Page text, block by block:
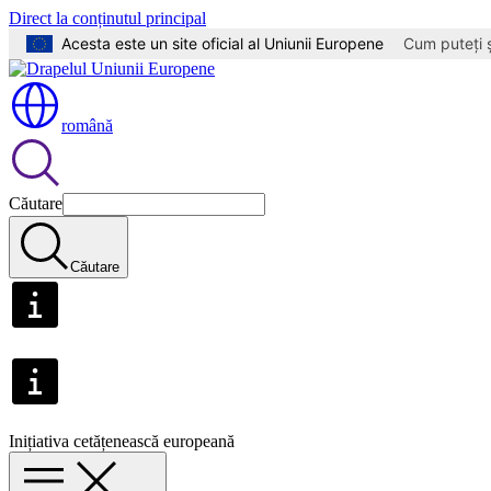
Direct la conținutul principal
Acesta este un site oficial al Uniunii Europene
Cum puteți
română
Căutare
Căutare
Inițiativa cetățenească europeană